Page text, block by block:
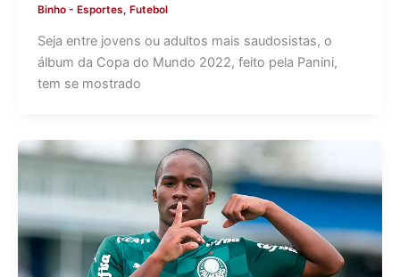
Binho - Esportes, Futebol
Seja entre jovens ou adultos mais saudosistas, o
álbum da Copa do Mundo 2022, feito pela Panini,
tem se mostrado